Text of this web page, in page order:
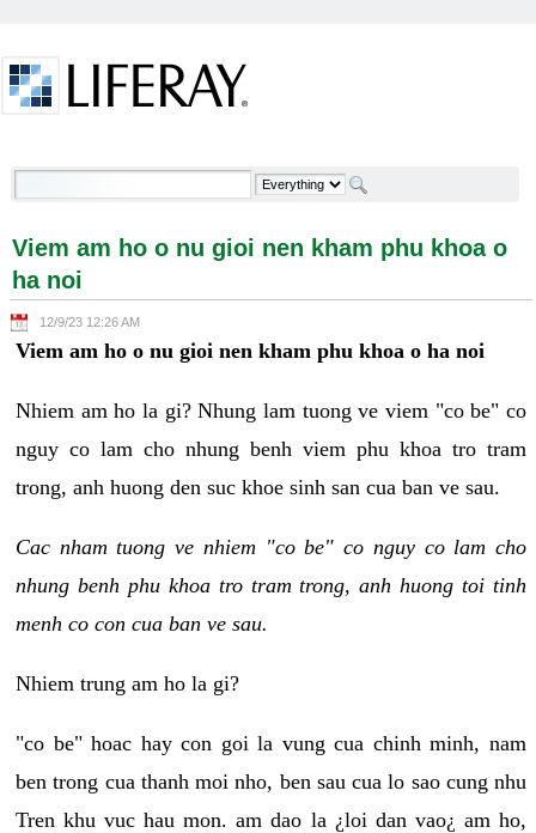
Viem am ho o nu gioi nen kham phu khoa o ha noi -
Viem am ho o nu gioi nen kham phu khoa o
ha noi
12/9/23 12:26 AM
Viem am ho o nu gioi nen kham phu khoa o ha noi
Nhiem am ho la gi? Nhung lam tuong ve viem "co be" co
nguy co lam cho nhung benh viem phu khoa tro tram
trong, anh huong den suc khoe sinh san cua ban ve sau.
Cac nham tuong ve nhiem "co be" co nguy co lam cho
nhung benh phu khoa tro tram trong, anh huong toi tinh
menh co con cua ban ve sau.
Nhiem trung am ho la gi?
"co be" hoac hay con goi la vung cua chinh minh, nam
ben trong cua thanh moi nho, ben sau cua lo sao cung nhu
Tren khu vuc hau mon. am dao la ¿loi dan vao¿ am ho,